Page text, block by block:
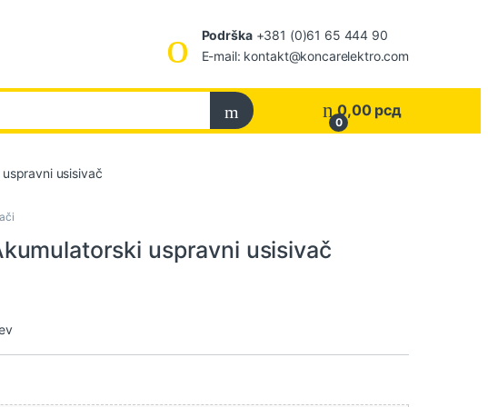
Podrška+381 (0)61 65 444 90
E-mail: kontakt@koncarelektro.com
0
0,00 рсд
usisivač
uspravni usisivač